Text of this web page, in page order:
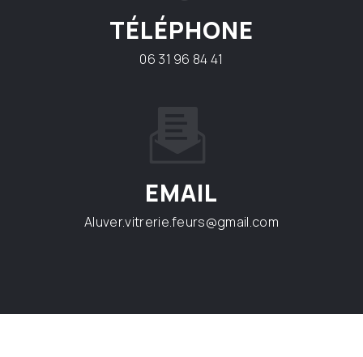
TÉLÉPHONE
06 31 96 84 41
EMAIL
aluver.vitrerie.feurs@gmail.com